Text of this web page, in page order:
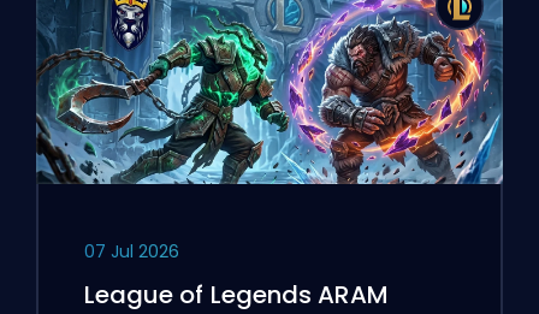
07 Jul 2026
League of Legends ARAM